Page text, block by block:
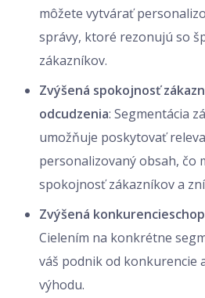
môžete vytvárať
správy, ktoré rezonujú so
zákazníkov.
Zvýšená spokojnosť
odcudzenia: Segmentácia
umožňuje poskytovať
personalizovaný obsah, čo
spokojnosť zákazníkov a
Zvýšená
Cielením na konkrétne
váš podnik od konkurencie
výhodu.